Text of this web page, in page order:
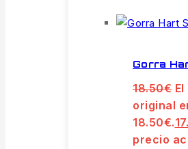
Gorra
18.50€
original
18.50€.
precio